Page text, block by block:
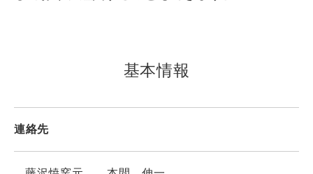
基本情報
連絡先